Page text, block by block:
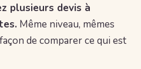
plusieurs devis à
Même niveau, mêmes
de comparer ce qui est